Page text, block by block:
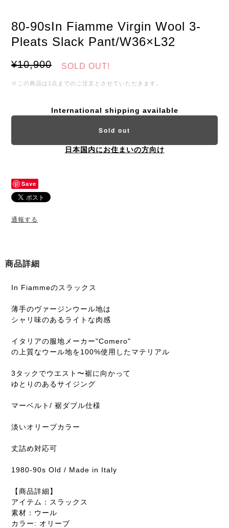
80-90sIn Fiamme Virgin Wool 3-
Pleats Slack Pant/W36×L32
¥10,900 SOLD OUT!
※この商品は1点までのご注文とさせていただきます。
International shipping available
Sold out
日本国内にお住まいの方向け
Save
通報する
商品詳細
In Fiammeのスラックス
薄手のヴァージンウール地は
シャリ味のあるライトな肉感
イタリアの服地メーカー"Comero"
の上質なウール地を100%使用したマテリアル
3タックでウエスト〜裾に向かって
ゆとりのあるサイジング
マーベルト/ 裾ダブル仕様
淡いオリーブカラー
丈詰め対応可
1980-90s Old / Made in Italy
【商品詳細】
アイテム：スラックス
素材：ウール
カラー: オリーブ